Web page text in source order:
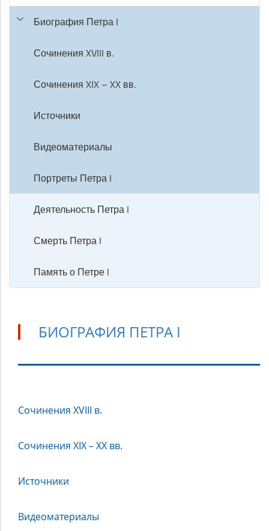
Биография Петра I
Сочинения XVIII в.
Сочинения XIX – XX вв.
Источники
Видеоматериалы
Портреты Петра I
Деятельность Петра I
Смерть Петра I
Память о Петре I
БИОГРАФИЯ ПЕТРА I
Петра
Сочинения XVIII в.
Сочинения XIX – XX вв.
Источники
Видеоматериалы